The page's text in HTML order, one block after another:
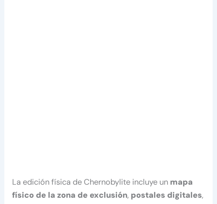
La edición física de Chernobylite incluye un mapa
físico de la zona de exclusión, postales digitales,